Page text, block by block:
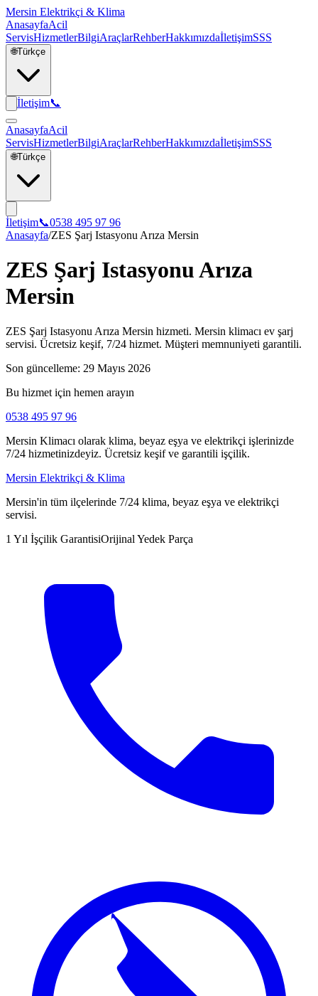
Mersin Elektrikçi & Klima
AnasayfaAcil
ServisHizmetlerBilgiAraçlarRehberHakkımızdaİletişimSSS
🌐Türkçe
İletişim📞
AnasayfaAcil
ServisHizmetlerBilgiAraçlarRehberHakkımızdaİletişimSSS
🌐Türkçe
İletişim📞0538 495 97 96
Anasayfa/ZES Şarj Istasyonu Arıza Mersin
ZES Şarj Istasyonu Arıza
Mersin
ZES Şarj Istasyonu Arıza Mersin hizmeti. Mersin klimacı ev şarj
servisi. Ücretsiz keşif, 7/24 hizmet. Müşteri memnuniyeti garantili.
Son güncelleme: 29 Mayıs 2026
Bu hizmet için hemen arayın
0538 495 97 96
Mersin Klimacı olarak klima, beyaz eşya ve elektrikçi işlerinizde
7/24 hizmetinizdeyiz. Ücretsiz keşif ve garantili işçilik.
Mersin Elektrikçi & Klima
Mersin'in tüm ilçelerinde 7/24 klima, beyaz eşya ve elektrikçi
servisi.
1 Yıl İşçilik GarantisiOrijinal Yedek Parça